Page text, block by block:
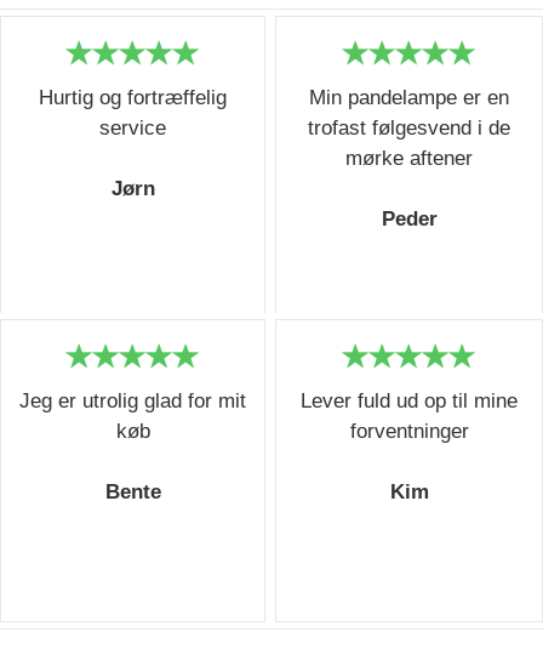
Hurtig og fortræffelig
service
Jørn
Min pandelampe er en
trofast følgesvend i de
mørke aftener
Peder
Jeg er utrolig glad for mit
køb
Bente
Lever fuld ud op til mine
forventninger
Kim